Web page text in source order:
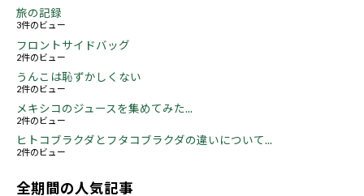
旅の記録
3件のビュー
フロントサイドバッグ
2件のビュー
うんこは恥ずかしくない
2件のビュー
メキシコのジュースを集めてみた...
2件のビュー
ヒトコブラクダとフタコブラクダの違いについて...
2件のビュー
全期間の人気記事